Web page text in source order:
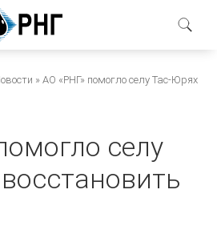
АО «РНГ» помогло селу Тас-Юрях
селу